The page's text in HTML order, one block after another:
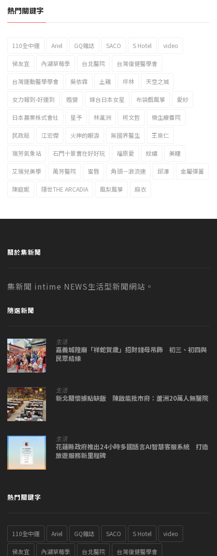
2023新北市北海岸國際風箏節「風在石起」霸氣回歸
熱門關鍵字
110全中運 Ariel GQ雜誌 SACO S Hotel video
侯友宜 內湖草莓季 台北醫院 台灣復健醫學會
台灣運動醫學學會 吳依霖 土雞 坪林 天空之城
女力報到-好運到 婚變 嫁台日本女星 布袋戲風箏 愛紗
日本農業株式會社 星予 林瀛洲 柯文哲 樂生療養院
民政局 江宏傑 火神的眼淚 無國界醫生 王泉仁
瑞芳氣象站 石門十景實在好好玩 福原愛 紋繡 美睫
艾瑞兒美學 萬芳醫院 蜜唇 角頭－浪流連 邱澤 金屬彈簧
陳庭妮 隱世THE ARCADIA 風梨風箏 麻衣
關於集新聞
集新聞 intime NEWS生活型新聞網站。
隨選新聞
生活
嘉義城隍廟「祥蛇賀歲」招財錢母吊飾 初三、初四與
民眾結緣
生活
新北關懷據點缺飯 陳啟能批市府：蘆洲20萬人無醫院
生活
花蓮縣政府推出24小時多國語言AI智慧客服系統 打造
旅遊服務新里程碑
熱門關鍵字
110全中運 Ariel GQ雜誌 SACO S Hotel video
侯友宜 內湖草莓季 台北醫院 台灣復健醫學會